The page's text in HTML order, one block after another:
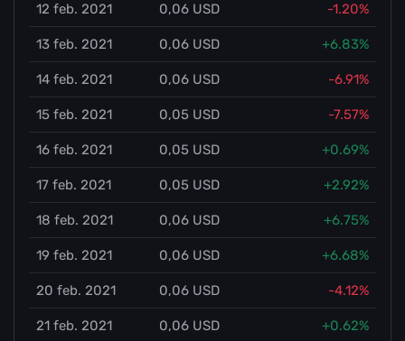
12 feb. 2021 0,06 USD -1.20%
13 feb. 2021 0,06 USD +6.83%
14 feb. 2021 0,06 USD -6.91%
15 feb. 2021 0,05 USD -7.57%
16 feb. 2021 0,05 USD +0.69%
17 feb. 2021 0,05 USD +2.92%
18 feb. 2021 0,06 USD +6.75%
19 feb. 2021 0,06 USD +6.68%
20 feb. 2021 0,06 USD -4.12%
21 feb. 2021 0,06 USD +0.62%